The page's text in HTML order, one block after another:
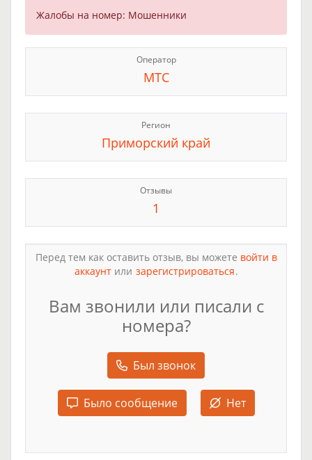
Жалобы на номер: Мошенники
Оператор
МТС
Регион
Приморский край
Отзывы
1
Перед тем как оставить отзыв, вы можете войти в
аккаунтили зарегистрироваться.
Вам звонили или писали с
номера?
Был звонок
Было сообщение Нет